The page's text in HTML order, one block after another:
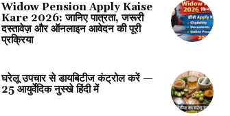
Widow Pension Apply Kaise
Kare 2026: जानिए पात्रता, जरूरी
दस्तावेज़ और ऑनलाइन आवेदन की पूरी
प्रक्रिया
घरेलू उपचार से डायबिटीज कंट्रोल करें —
25 आयुर्वेदिक नुस्खे हिंदी में